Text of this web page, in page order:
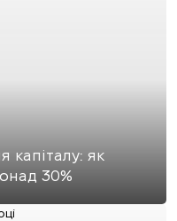
капіталу: як
30%